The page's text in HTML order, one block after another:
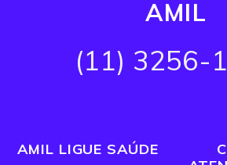
AMIL
(11) 3256-
AMIL LIGUE SAÚDE